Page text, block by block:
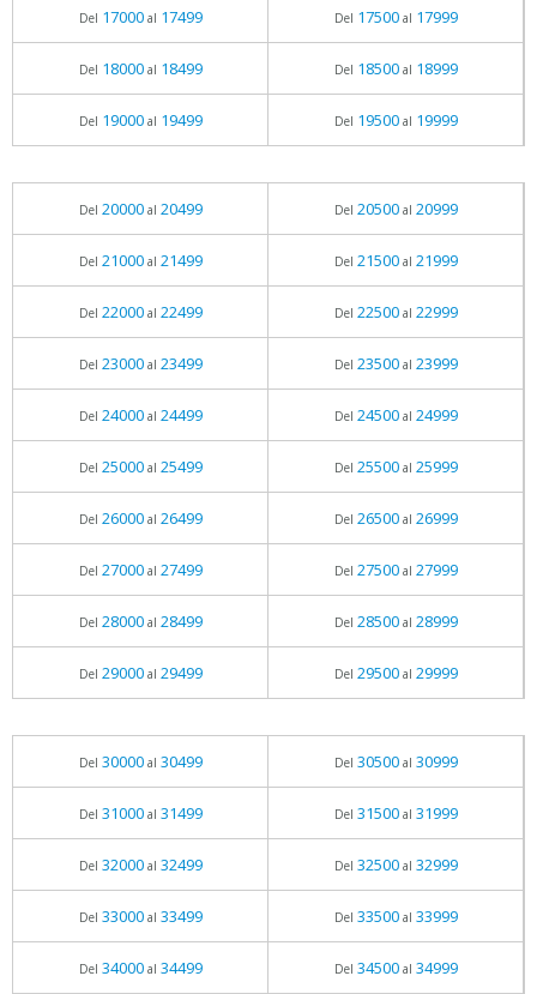
Del 17000al 17499 Del 17500al 17999
Del 18000al 18499 Del 18500al 18999
Del 19000al 19499 Del 19500al 19999
Del 20000al 20499 Del 20500al 20999
Del 21000al 21499 Del 21500al 21999
Del 22000al 22499 Del 22500al 22999
Del 23000al 23499 Del 23500al 23999
Del 24000al 24499 Del 24500al 24999
Del 25000al 25499 Del 25500al 25999
Del 26000al 26499 Del 26500al 26999
Del 27000al 27499 Del 27500al 27999
Del 28000al 28499 Del 28500al 28999
Del 29000al 29499 Del 29500al 29999
Del 30000al 30499 Del 30500al 30999
Del 31000al 31499 Del 31500al 31999
Del 32000al 32499 Del 32500al 32999
Del 33000al 33499 Del 33500al 33999
Del 34000al 34499 Del 34500al 34999